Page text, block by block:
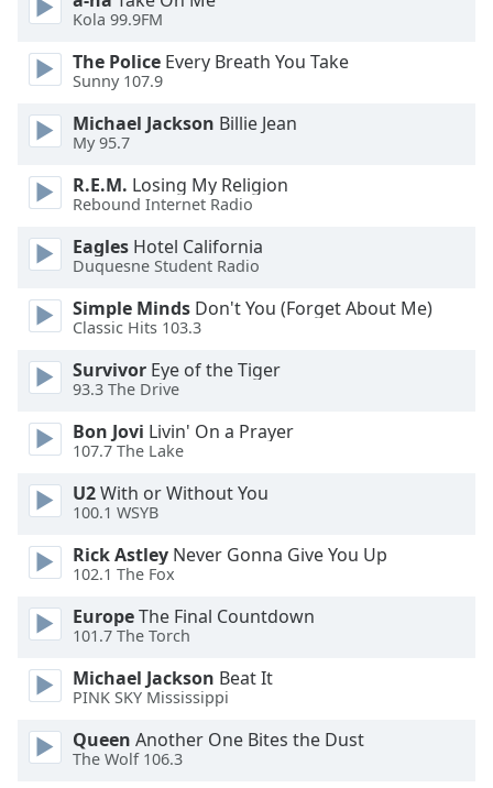
dialog
window.
cancel
and
close
window.
Text
Color
Opacity
Color
Opacity
Caption
Area
Background
Color
Opacity
Kola 99.9FM
The Police Every Breath You Take
Sunny 107.9
Michael Jackson Billie Jean
My 95.7
R.E.M. Losing My Religion
Rebound Internet Radio
Eagles Hotel California
Duquesne Student Radio
Simple Minds Don't You (Forget About Me)
Classic Hits 103.3
Survivor Eye of the Tiger
93.3 The Drive
Bon Jovi Livin' On a Prayer
107.7 The Lake
U2With or Without You
100.1 WSYB
Rick Astley Never Gonna Give You Up
102.1 The Fox
EuropeThe Final Countdown
101.7 The Torch
Michael Jackson Beat It
PINK SKY Mississippi
Queen Another One Bites the Dust
The Wolf 106.3